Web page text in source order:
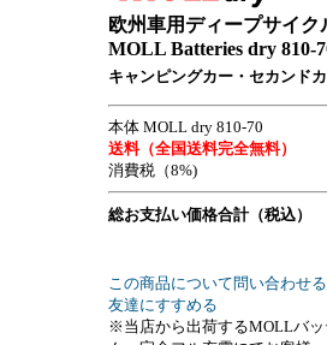
欧州車用ディープサイ
MOLL Batteries dry 810-
キャンピングカー・セカンド
本体 MOLL dry 810-70
送料（全国送料完全無料）
消費税（8%)
総お支払い価格合計（税込）
この商品について問い合わせる
友達にすすめる
※当店から出荷するMOLLバ